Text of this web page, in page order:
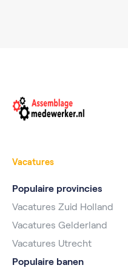
Vacatures
Populaire provincies
Vacatures Zuid Holland
Vacatures Gelderland
Vacatures Utrecht
Populaire banen